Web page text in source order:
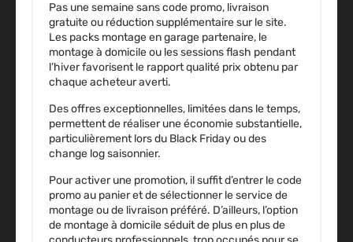
Pas une semaine sans code promo, livraison
gratuite ou réduction supplémentaire sur le site.
Les packs montage en garage partenaire, le
montage à domicile ou les sessions flash pendant
l’hiver favorisent le rapport qualité prix obtenu par
chaque acheteur averti.
Des offres exceptionnelles, limitées dans le temps,
permettent de réaliser une économie substantielle,
particulièrement lors du Black Friday ou des
change log saisonnier.
Pour activer une promotion, il suffit d’entrer le code
promo au panier et de sélectionner le service de
montage ou de livraison préféré. D’ailleurs, l’option
de montage à domicile séduit de plus en plus de